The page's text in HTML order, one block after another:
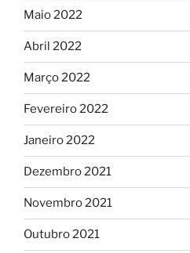
Maio 2022
Abril 2022
Março 2022
Fevereiro 2022
Janeiro 2022
Dezembro 2021
Novembro 2021
Outubro 2021